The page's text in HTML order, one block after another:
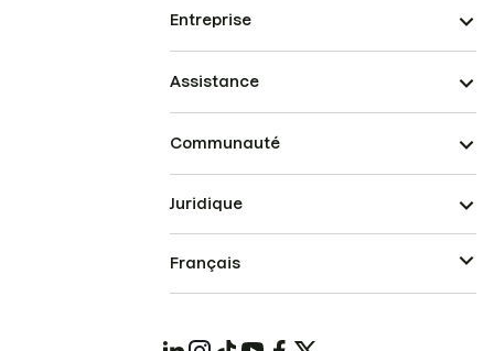
Entreprise
Assistance
Communauté
Juridique
Français